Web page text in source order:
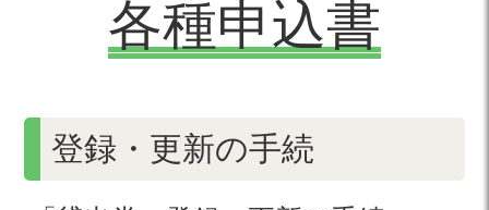
各種申込書
登録・更新の手続